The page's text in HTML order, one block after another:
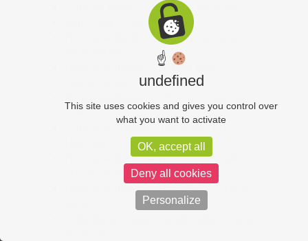
Sortie au NMEC – Classes de 6e2 & 6e3
Spirit Week – Classes de 3e
Festival de théâtre 2024 – Retour sur les
Festival de théâtre – Le Petit Prince –
Cairo
Sortie à la Citadelle – Classe de CM1 –
Festival de théâtre – Nouveaux Mondes –
Festival de théâtre – Matin Brun – Classes
☝
undefined
This site uses cookies and gives you control over
what you want to activate
OK, accept all
Deny all cookies
Personalize